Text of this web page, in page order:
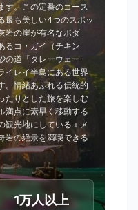
す。この定番のコース
最も美しい4つのスポッ
岩の崖が有名なポダ
るコ・ガイ（チキン
の道「タレーウェー
イレイ半島にある世界
。情緒あふれる伝統的
たりとした旅を楽しむ
満点に素早く移動する
観光地にしているエメ
岩の絶景を満喫できる
1万人以上